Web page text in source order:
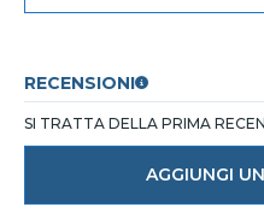
RECENSIONI
SI TRATTA DELLA PRIMA
AGGIUNGI